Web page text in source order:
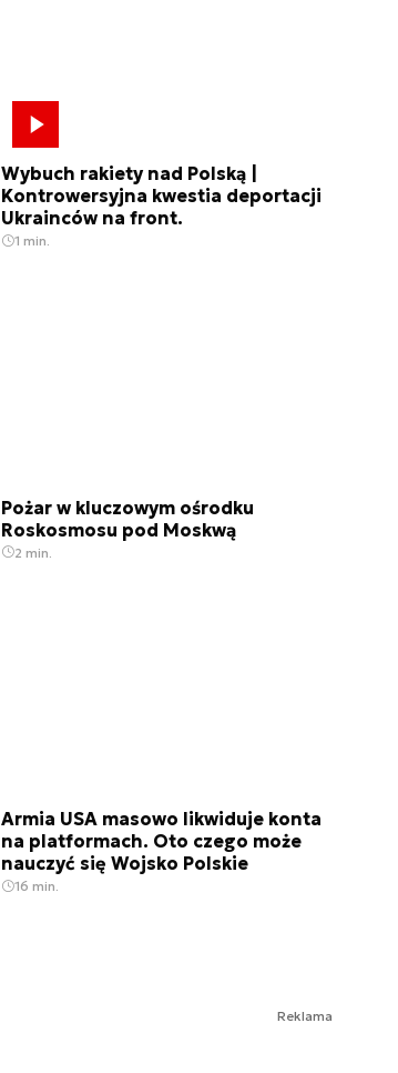
Wybuch rakiety nad Polską |
Kontrowersyjna kwestia deportacji
Ukrainców na front.
1 min.
Pożar w kluczowym ośrodku
Roskosmosu pod Moskwą
2 min.
Armia USA masowo likwiduje konta
na platformach. Oto czego może
nauczyć się Wojsko Polskie
16 min.
Reklama